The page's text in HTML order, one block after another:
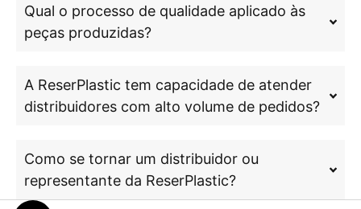
Qual o processo de qualidade aplicado às
peças produzidas?
A ReserPlastic tem capacidade de atender
distribuidores com alto volume de pedidos?
Como se tornar um distribuidor ou
representante da ReserPlastic?